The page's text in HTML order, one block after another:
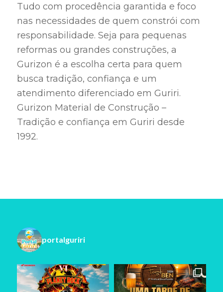
Tudo com procedência garantida e foco
nas necessidades de quem constrói com
responsabilidade. Seja para pequenas
reformas ou grandes construções, a
Gurizon é a escolha certa para quem
busca tradição, confiança e um
atendimento diferenciado em Guriri.
Gurizon Material de Construção –
Tradição e confiança em Guriri desde
1992.
portalguriri